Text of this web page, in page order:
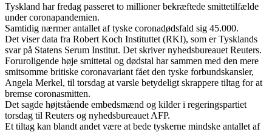
Tyskland har fredag passeret to millioner bekræftede smittetilfælde
under coronapandemien.
Samtidig nærmer antallet af tyske coronadødsfald sig 45.000.
Det viser data fra Robert Koch Instituttet (RKI), som er Tysklands
svar på Statens Serum Institut. Det skriver nyhedsbureauet Reuters.
Foruroligende høje smittetal og dødstal har sammen med den mere
smitsomme britiske coronavariant fået den tyske forbundskansler,
Angela Merkel, til torsdag at varsle betydeligt skrappere tiltag for at
bremse coronasmitten.
Det sagde højtstående embedsmænd og kilder i regeringspartiet
torsdag til Reuters og nyhedsbureauet AFP.
Et tiltag kan blandt andet være at bede tyskerne mindske antallet af